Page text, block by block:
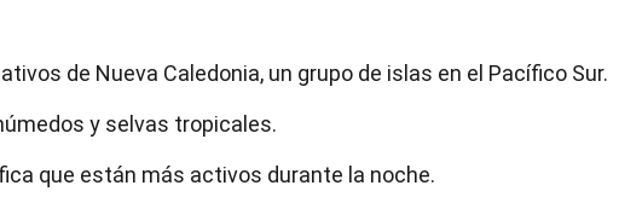
de Nueva Caledonia, un grupo de islas en el Pacífico Sur.
y selvas tropicales.
que están más activos durante la noche.